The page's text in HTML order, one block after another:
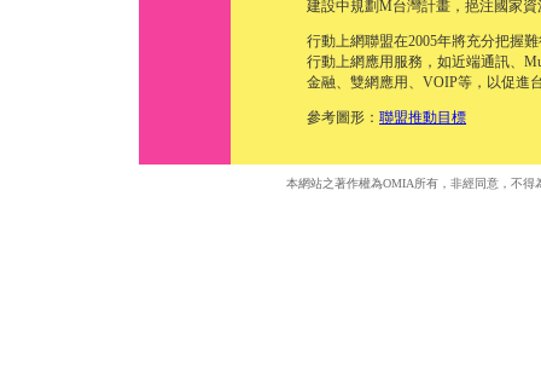
建設中規劃M台灣計畫，挹注國家
行動上網聯盟在2005年將充分把握
行動上網應用服務，如近端通訊、
金融、雙網應用、VOIP等，以促進
參考圖形： 聯盟推動目標
本網站之著作權為OMIA所有，非經同意，不